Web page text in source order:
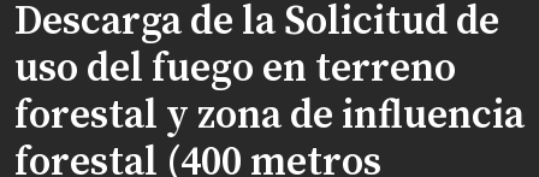
Descarga de la Solicitud de
uso del fuego en terreno
forestal y zona de influencia
forestal (400 metros